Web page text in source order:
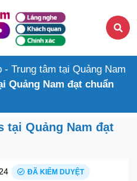
- Trung tâm tại Quảng Nam
Quảng Nam đạt chuẩn
tại Quảng Nam đạt
ĐÃ KIỂM DUYỆT